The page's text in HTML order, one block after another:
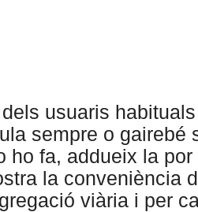
usuaris
sempre o gairebé
ho fa, addueix la
la conveniència
viària i per